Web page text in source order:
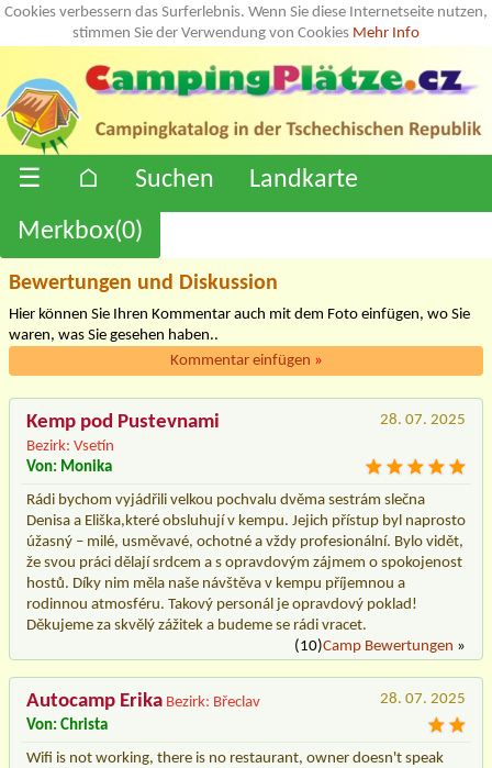
Cookies verbessern das Surferlebnis. Wenn Sie diese Internetseite nutzen,
stimmen Sie der Verwendung von Cookies Mehr Info
☰ ⌂ Suchen
Landkarte
Merkbox(0)
Bewertungen und Diskussion
Hier können Sie Ihren Kommentar auch mit dem Foto einfügen, wo Sie
waren, was Sie gesehen haben..
Kommentar einfügen »
Kemp pod Pustevnami
Bezirk: Vsetín
28. 07. 2025
Von: Monika
Rádi bychom vyjádřili velkou pochvalu dvěma sestrám slečna
Denisa a Eliška,které obsluhují v kempu. Jejich přístup byl naprosto
úžasný – milé, usměvavé, ochotné a vždy profesionální. Bylo vidět,
že svou práci dělají srdcem a s opravdovým zájmem o spokojenost
hostů. Díky nim měla naše návštěva v kempu příjemnou a
rodinnou atmosféru. Takový personál je opravdový poklad!
Děkujeme za skvělý zážitek a budeme se rádi vracet.
(10)Camp Bewertungen »
Autocamp Erika Bezirk: Břeclav
28. 07. 2025
Von: Christa
Wifi is not working, there is no restaurant, owner doesn't speak